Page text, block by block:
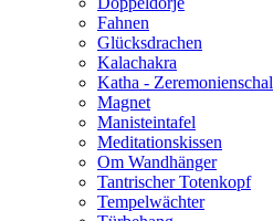
Fahnen
Glücksdrachen
Kalachakra
Katha - Zeremonienschal
Magnet
Manisteintafel
Meditationskissen
Om Wandhänger
Tantrischer Totenkopf
Tempelwächter